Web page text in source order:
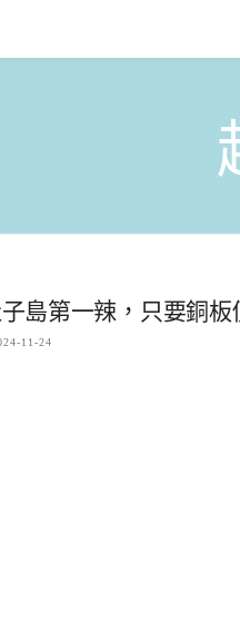
子島第一辣，只要銅
11-24